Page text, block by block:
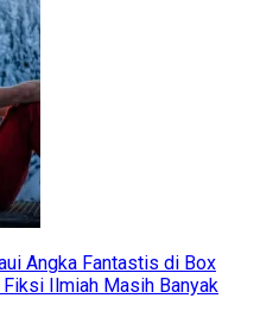
Angka Fantastis di Box
Ilmiah Masih Banyak